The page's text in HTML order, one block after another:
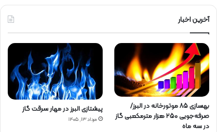
آخرین اخبار
بهسازی ۸۵ موتورخانه در البرز/
صرفه‌جویی ۲۵۰ هزار مترمکعبی گاز
در سه ماه
پیشتازی البرز در مهار سرقت گاز
مرداد ۱۳, ۱۴۰۵